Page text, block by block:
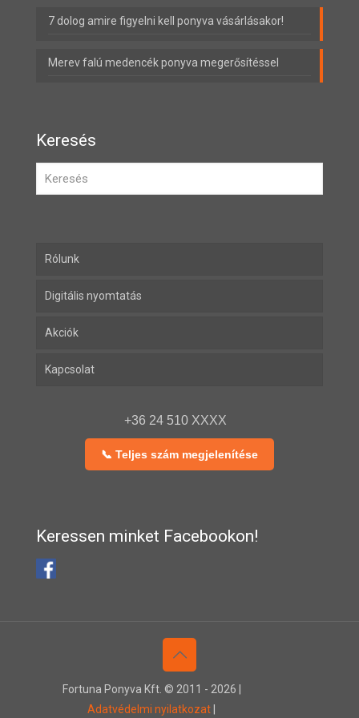
7 dolog amire figyelni kell ponyva vásárlásakor!
Merev falú medencék ponyva megerősítéssel
Keresés
Rólunk
Digitális nyomtatás
Akciók
Kapcsolat
+36 24 510 XXXX
📞 Teljes szám megjelenítése
Keressen minket Facebookon!
Fortuna Ponyva Kft. © 2011 - 2026 |
Adatvédelmi nyilatkozat